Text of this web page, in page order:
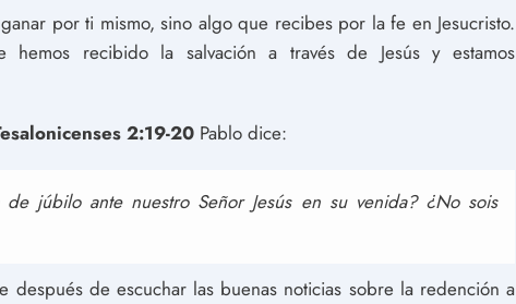
por ti mismo, sino algo que recibes por la fe en Jesucristo.
recibido la salvación a través de Jesús y estamos
2:19-20 Pablo dice:
júbilo ante nuestro Señor Jesús en su venida? ¿No sois
después de escuchar las buenas noticias sobre la redención a